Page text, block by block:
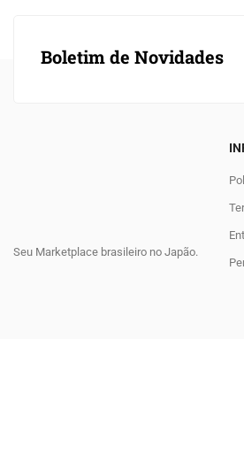
Boletim de Novidades
Seu Marketplace brasileiro no Japão.